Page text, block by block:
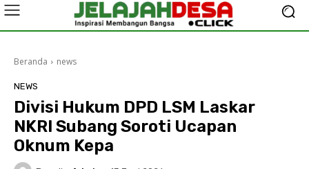
Beranda news
NEWS
Divisi Hukum DPD LSM Laskar
NKRI Subang Soroti Ucapan
Oknum Kepa